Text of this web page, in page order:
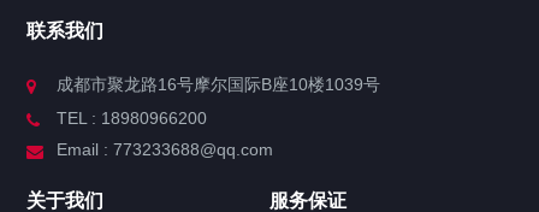
联系我们
成都市聚龙路16号摩尔国际B座10楼1039号
TEL : 18980966200
Email : 773233688@qq.com
关于我们 服务保证